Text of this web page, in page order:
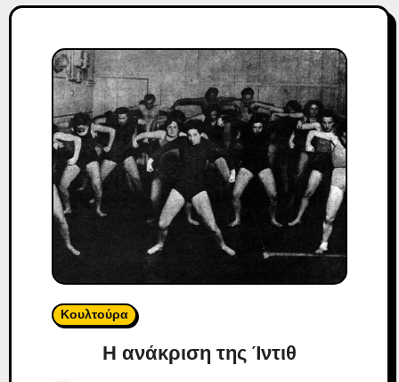
Κουλτούρα
Η ανάκριση της Ίντιθ